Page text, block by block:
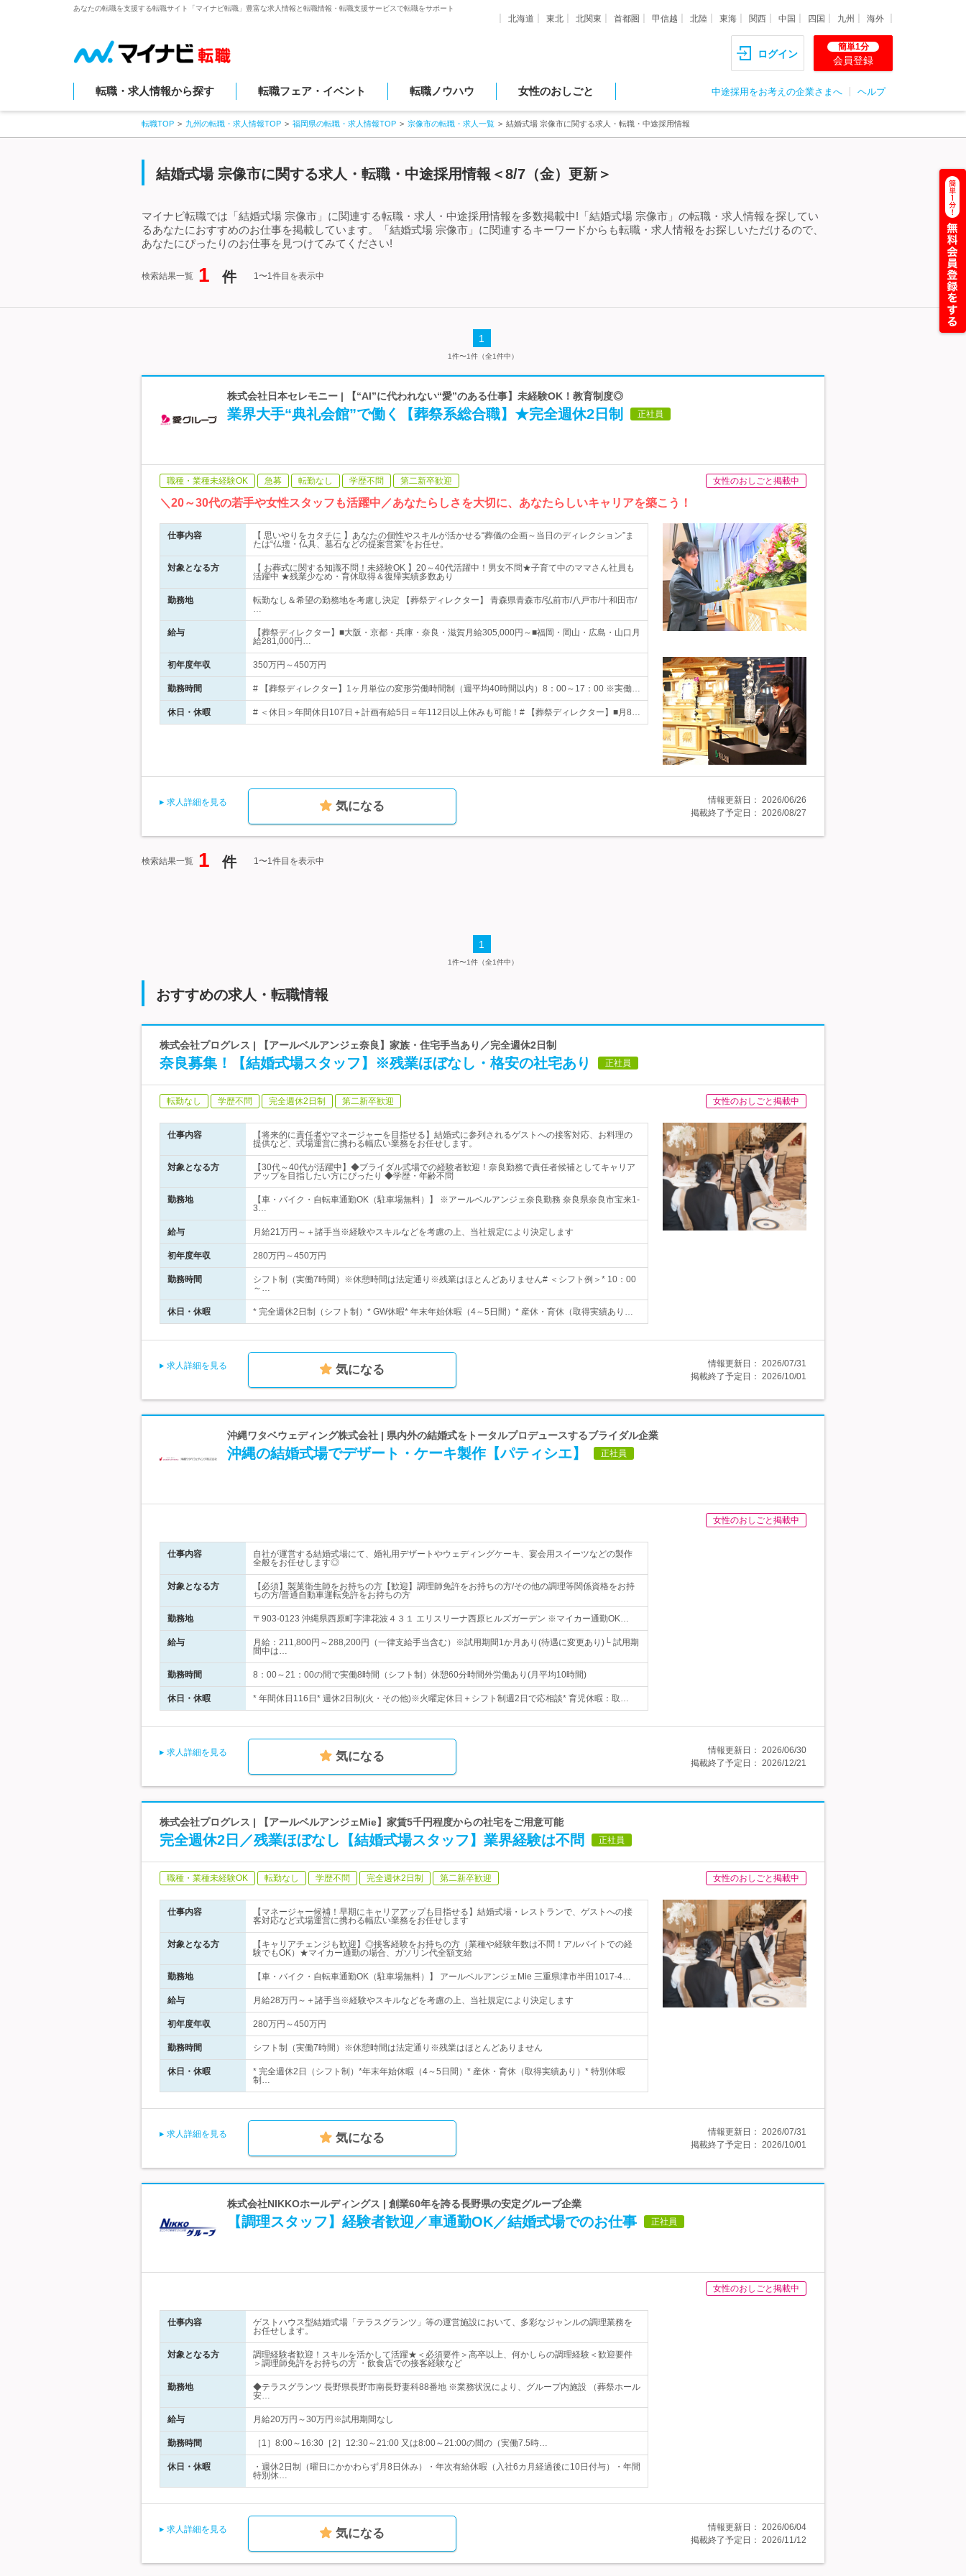
あなたの転職を支援する転職サイト「マイナビ転職」豊富な求人情報と転職情報・転職支援サービスで転職をサポート
北海道 東北 北関東 首都圏 甲信越 北陸 東海 関西 中国 四国 九州 海外
ログイン
簡単1分
会員登録
転職・求人情報から探す 転職フェア・イベント 転職ノウハウ 女性のおしごと 中途採用をお考えの企業さまへ ヘルプ
転職TOP 九州の転職・求人情報TOP 福岡県の転職・求人情報TOP 宗像市の転職・求人一覧 結婚式場 宗像市に関する求人・転職・中途採用情報
結婚式場 宗像市に関する求人・転職・中途採用情報＜8/7（金）更新＞
マイナビ転職では「結婚式場 宗像市」に関連する転職・求人・中途採用情報を多数掲載中!「結婚式場 宗像市」の転職・求人情報を探してい
るあなたにおすすめのお仕事を掲載しています。「結婚式場 宗像市」に関連するキーワードからも転職・求人情報をお探しいただけるので、
あなたにぴったりのお仕事を見つけてみてください!
検索結果一覧 1 件 1〜1件目を表示中
1
1件〜1件（全1件中）
株式会社日本セレモニー | 【“AI”に代われない“愛”のある仕事】未経験OK！教育制度◎
業界大手“典礼会館”で働く【葬祭系総合職】★完全週休2日制 正社員
職種・業種未経験OK 急募 転勤なし 学歴不問 第二新卒歓迎 女性のおしごと掲載中
＼20～30代の若手や女性スタッフも活躍中／あなたらしさを大切に、あなたらしいキャリアを築こう！
仕事内容
【 思いやりをカタチに 】あなたの個性やスキルが活かせる“葬儀の企画～当日のディレクション”ま
たは“仏壇・仏具、墓石などの提案営業”をお任せ。
対象となる方
【 お葬式に関する知識不問！未経験OK 】20～40代活躍中！男女不問★子育て中のママさん社員も
活躍中 ★残業少なめ・育休取得＆復帰実績多数あり
勤務地
転勤なし＆希望の勤務地を考慮し決定 【葬祭ディレクター】 青森県青森市/弘前市/八戸市/十和田市/
…
給与
【葬祭ディレクター】■大阪・京都・兵庫・奈良・滋賀月給305,000円～■福岡・岡山・広島・山口月
給281,000円…
初年度年収 350万円～450万円
勤務時間 # 【葬祭ディレクター】1ヶ月単位の変形労働時間制（週平均40時間以内）8：00～17：00 ※実働…
休日・休暇 # ＜休日＞年間休日107日＋計画有給5日＝年112日以上休みも可能！# 【葬祭ディレクター】■月8…
求人詳細を見る 気になる 情報更新日： 2026/06/26
掲載終了予定日： 2026/08/27
検索結果一覧 1 件 1〜1件目を表示中
1
1件〜1件（全1件中）
おすすめの求人・転職情報
株式会社プログレス | 【アールベルアンジェ奈良】家族・住宅手当あり／完全週休2日制
奈良募集！【結婚式場スタッフ】※残業ほぼなし・格安の社宅あり 正社員
転勤なし 学歴不問 完全週休2日制 第二新卒歓迎 女性のおしごと掲載中
仕事内容
【将来的に責任者やマネージャーを目指せる】結婚式に参列されるゲストへの接客対応、お料理の
提供など、式場運営に携わる幅広い業務をお任せします。
対象となる方
【30代～40代が活躍中】◆ブライダル式場での経験者歓迎！奈良勤務で責任者候補としてキャリア
アップを目指したい方にぴったり ◆学歴・年齢不問
勤務地
【車・バイク・自転車通勤OK（駐車場無料）】 ※アールベルアンジェ奈良勤務 奈良県奈良市宝来1-
3…
給与 月給21万円～＋諸手当※経験やスキルなどを考慮の上、当社規定により決定します
初年度年収 280万円～450万円
勤務時間
シフト制（実働7時間）※休憩時間は法定通り※残業はほとんどありません# ＜シフト例＞* 10：00
～…
休日・休暇 * 完全週休2日制（シフト制）* GW休暇* 年末年始休暇（4～5日間）* 産休・育休（取得実績あり…
求人詳細を見る 気になる 情報更新日： 2026/07/31
掲載終了予定日： 2026/10/01
沖縄ワタベウェディング株式会社 | 県内外の結婚式をトータルプロデュースするブライダル企業
沖縄の結婚式場でデザート・ケーキ製作【パティシエ】 正社員
女性のおしごと掲載中
仕事内容
自社が運営する結婚式場にて、婚礼用デザートやウェディングケーキ、宴会用スイーツなどの製作
全般をお任せします◎
対象となる方
【必須】製菓衛生師をお持ちの方【歓迎】調理師免許をお持ちの方/その他の調理等関係資格をお持
ちの方/普通自動車運転免許をお持ちの方
勤務地 〒903-0123 沖縄県西原町字津花波４３１ エリスリーナ西原ヒルズガーデン ※マイカー通勤OK…
給与
月給：211,800円～288,200円（一律支給手当含む）※試用期間1か月あり(待遇に変更あり)└ 試用期
間中は…
勤務時間 8：00～21：00の間で実働8時間（シフト制）休憩60分時間外労働あり(月平均10時間)
休日・休暇 * 年間休日116日* 週休2日制(火・その他)※火曜定休日＋シフト制週2日で応相談* 育児休暇：取…
求人詳細を見る 気になる 情報更新日： 2026/06/30
掲載終了予定日： 2026/12/21
株式会社プログレス | 【アールベルアンジェMie】家賃5千円程度からの社宅をご用意可能
完全週休2日／残業ほぼなし【結婚式場スタッフ】業界経験は不問 正社員
職種・業種未経験OK 転勤なし 学歴不問 完全週休2日制 第二新卒歓迎 女性のおしごと掲載中
仕事内容
【マネージャー候補！早期にキャリアアップも目指せる】結婚式場・レストランで、ゲストへの接
客対応など式場運営に携わる幅広い業務をお任せします
対象となる方
【キャリアチェンジも歓迎】◎接客経験をお持ちの方（業種や経験年数は不問！アルバイトでの経
験でもOK）★マイカー通勤の場合、ガソリン代全額支給
勤務地 【車・バイク・自転車通勤OK（駐車場無料）】 アールベルアンジェMie 三重県津市半田1017-4…
給与 月給28万円～＋諸手当※経験やスキルなどを考慮の上、当社規定により決定します
初年度年収 280万円～450万円
勤務時間 シフト制（実働7時間）※休憩時間は法定通り※残業はほとんどありません
休日・休暇
* 完全週休2日（シフト制）*年末年始休暇（4～5日間）* 産休・育休（取得実績あり）* 特別休暇
制…
求人詳細を見る 気になる 情報更新日： 2026/07/31
掲載終了予定日： 2026/10/01
株式会社NIKKOホールディングス | 創業60年を誇る長野県の安定グループ企業
【調理スタッフ】経験者歓迎／車通勤OK／結婚式場でのお仕事 正社員
女性のおしごと掲載中
仕事内容
ゲストハウス型結婚式場「テラスグランツ」等の運営施設において、多彩なジャンルの調理業務を
お任せします。
対象となる方
調理経験者歓迎！スキルを活かして活躍★＜必須要件＞高卒以上、何かしらの調理経験＜歓迎要件
＞調理師免許をお持ちの方 ・飲食店での接客経験など
勤務地
◆テラスグランツ 長野県長野市南長野妻科88番地 ※業務状況により、グループ内施設 （葬祭ホール
安…
給与 月給20万円～30万円※試用期間なし
勤務時間 ［1］8:00～16:30［2］12:30～21:00 又は8:00～21:00の間の（実働7.5時…
休日・休暇
・週休2日制（曜日にかかわらず月8日休み）・年次有給休暇（入社6カ月経過後に10日付与）・年間
特別休…
求人詳細を見る 気になる 情報更新日： 2026/06/04
掲載終了予定日： 2026/11/12